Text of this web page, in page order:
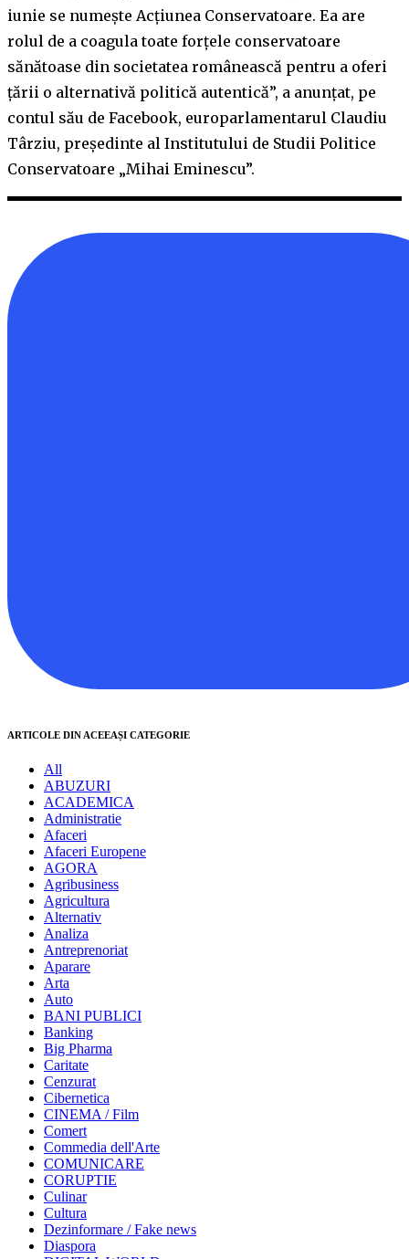
iunie se numește Acțiunea Conservatoare. Ea are
rolul de a coagula toate forțele conservatoare
sănătoase din societatea românească pentru a oferi
țării o alternativă politică autentică”, a anunțat, pe
contul său de Facebook, europarlamentarul Claudiu
Târziu, președinte al Institutului de Studii Politice
Conservatoare „Mihai Eminescu”.
ARTICOLE DIN ACEEAȘI CATEGORIE
All
ABUZURI
ACADEMICA
Administratie
Afaceri
Afaceri Europene
AGORA
Agribusiness
Agricultura
Alternativ
Analiza
Antreprenoriat
Aparare
Arta
Auto
BANI PUBLICI
Banking
Big Pharma
Caritate
Cenzurat
Cibernetica
CINEMA / Film
Comert
Commedia dell'Arte
COMUNICARE
CORUPTIE
Culinar
Cultura
Dezinformare / Fake news
Diaspora